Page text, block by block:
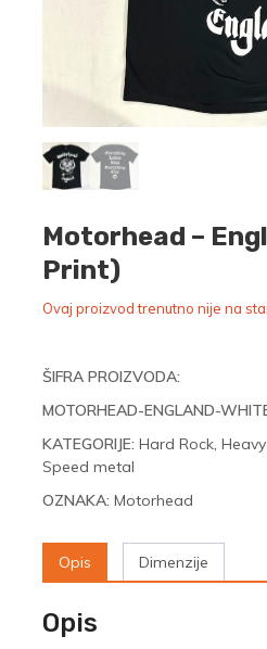
Motorhead –
Print)
Ovaj proizvod trenutno nije na
ŠIFRA PROIZVODA:
MOTORHEAD-ENGLAND-
KATEGORIJE: Hard Rock,
Speed metal
OZNAKA: Motorhead
Opis Dimenzije
Opis